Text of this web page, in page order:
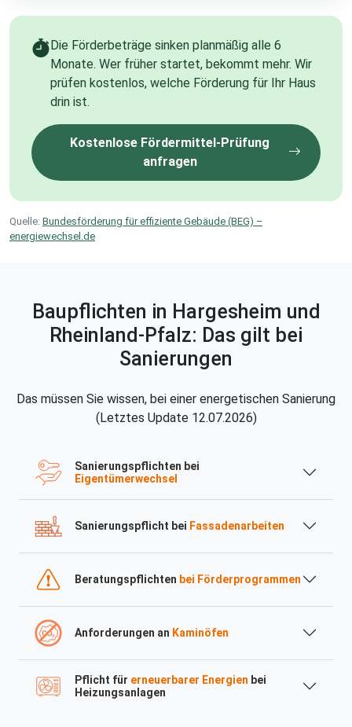
Die Förderbeträge sinken planmäßig alle 6
Monate. Wer früher startet, bekommt mehr. Wir
prüfen kostenlos, welche Förderung für Ihr Haus
drin ist.
Kostenlose Fördermittel-Prüfung
anfragen
Quelle: Bundesförderung für effiziente Gebäude (BEG) –
energiewechsel.de
Baupflichten in Hargesheim und
Rheinland-Pfalz: Das gilt bei
Sanierungen
Das müssen Sie wissen, bei einer energetischen Sanierung
(Letztes Update 12.07.2026)
Sanierungspflichten bei
Eigentümerwechsel
Sanierungspflicht bei Fassadenarbeiten
Beratungspflichten bei Förderprogrammen
Anforderungen an Kaminöfen
Pflicht für erneuerbarer Energien bei
Heizungsanlagen